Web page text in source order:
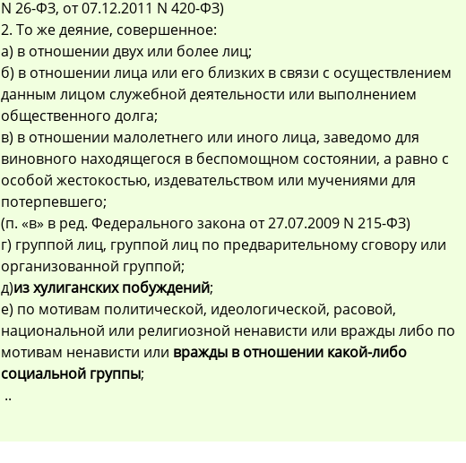
N 26-ФЗ, от 07.12.2011 N 420-ФЗ)
2. То же деяние, совершенное:
а) в отношении двух или более лиц;
б) в отношении лица или его близких в связи с осуществлением
данным лицом служебной деятельности или выполнением
общественного долга;
в) в отношении малолетнего или иного лица, заведомо для
виновного находящегося в беспомощном состоянии, а равно с
особой жестокостью, издевательством или мучениями для
потерпевшего;
(п. «в» в ред. Федерального закона от 27.07.2009 N 215-ФЗ)
г) группой лиц, группой лиц по предварительному сговору или
организованной группой;
д)из хулиганских побуждений;
е) по мотивам политической, идеологической, расовой,
национальной или религиозной ненависти или вражды либо по
мотивам ненависти или вражды в отношении какой-либо
социальной группы;
..